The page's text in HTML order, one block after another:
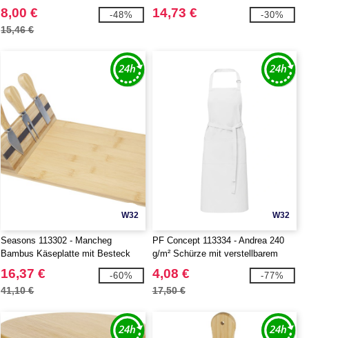
8,00 €
15,46 €
-48%
Bambus
14,73 € -30%
W32
Seasons 113302 - Mancheg
Bambus Käseplatte mit Besteck
magnetisch
16,37 €
41,10 €
-60%
W32
PF Concept 113334 - Andrea 240
g/m² Schürze mit verstellbarem
Nackenband
4,08 €
17,50 €
-77%